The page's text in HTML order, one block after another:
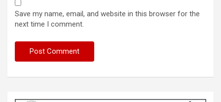
Save my name, email, and website in this browser for the
next time I comment.